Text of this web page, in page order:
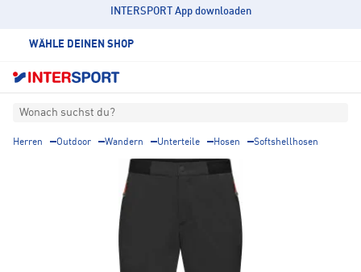
INTERSPORT App downloaden
WÄHLE DEINEN SHOP
Wonach suchst du?
Herren Outdoor Wandern Unterteile Hosen Softshellhosen